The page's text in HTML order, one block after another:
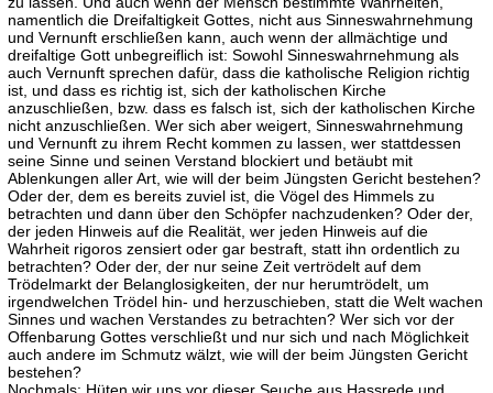
namentlich die Dreifaltigkeit Gottes, nicht aus Sinneswahrnehmung
und Vernunft erschließen kann, auch wenn der allmächtige und
dreifaltige Gott unbegreiflich ist: Sowohl Sinneswahrnehmung als
auch Vernunft sprechen dafür, dass die katholische Religion richtig
ist, und dass es richtig ist, sich der katholischen Kirche
anzuschließen, bzw. dass es falsch ist, sich der katholischen Kirche
nicht anzuschließen. Wer sich aber weigert, Sinneswahrnehmung
und Vernunft zu ihrem Recht kommen zu lassen, wer stattdessen
seine Sinne und seinen Verstand blockiert und betäubt mit
Ablenkungen aller Art, wie will der beim Jüngsten Gericht bestehen?
Oder der, dem es bereits zuviel ist, die Vögel des Himmels zu
betrachten und dann über den Schöpfer nachzudenken? Oder der,
der jeden Hinweis auf die Realität, wer jeden Hinweis auf die
Wahrheit rigoros zensiert oder gar bestraft, statt ihn ordentlich zu
betrachten? Oder der, der nur seine Zeit vertrödelt auf dem
Trödelmarkt der Belanglosigkeiten, der nur herumtrödelt, um
irgendwelchen Trödel hin- und herzuschieben, statt die Welt wachen
Sinnes und wachen Verstandes zu betrachten? Wer sich vor der
Offenbarung Gottes verschließt und nur sich und nach Möglichkeit
auch andere im Schmutz wälzt, wie will der beim Jüngsten Gericht
bestehen?